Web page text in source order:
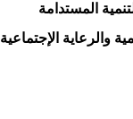
المستدامة
والرعاية الإجتماعية